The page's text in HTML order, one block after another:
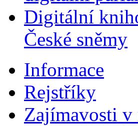
Digitální
České sněmy
Informace
Rejstříky
Zajímavosti v